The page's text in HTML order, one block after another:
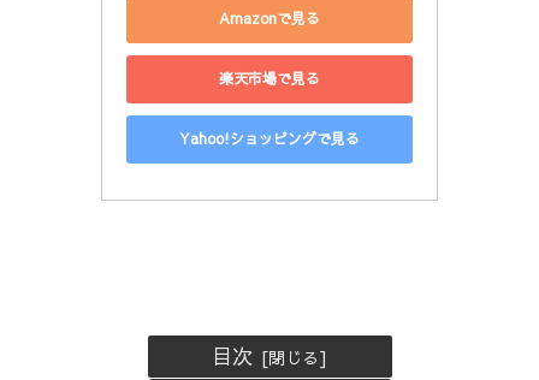
Amazonで見る
楽天市場で見る
Yahoo!ショッピングで見る
目次